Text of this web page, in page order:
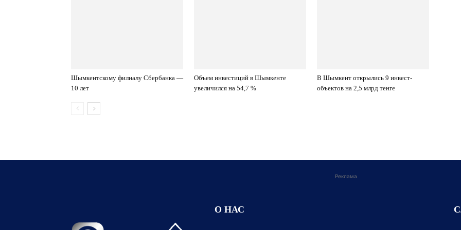
Шымкентскому филиалу Сбербанка —
10 лет
Объем инвестиций в Шымкенте
увеличился на 54,7 %
В Шымкент открылись 9 инвест-
объектов на 2,5 млрд тенге
Реклама
О НАС